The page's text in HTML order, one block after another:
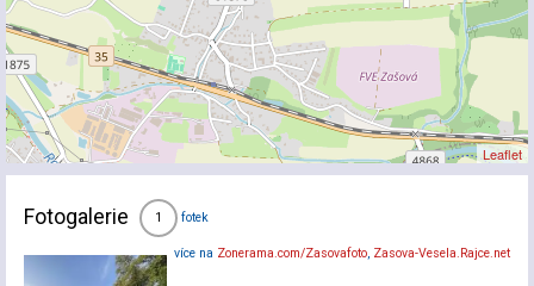
Leaflet
Fotogalerie 1 fotek
více na Zonerama.com/Zasovafoto, Zasova-Vesela.Rajce.net